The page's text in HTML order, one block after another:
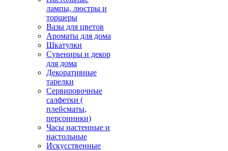
лампы, люстры и
торшеры
Вазы для цветов
Ароматы для дома
Шкатулки
Сувениры и декор
для дома
Декоративные
тарелки
Сервировочные
салфетки (
плейсматы,
персонники)
Часы настенные и
настольные
Искусственные